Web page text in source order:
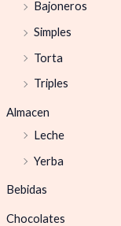
Bajoneros
Simples
Torta
Triples
Almacen
Leche
Yerba
Bebidas
Chocolates